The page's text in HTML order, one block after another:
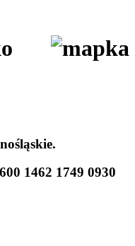
1462 1749 0930